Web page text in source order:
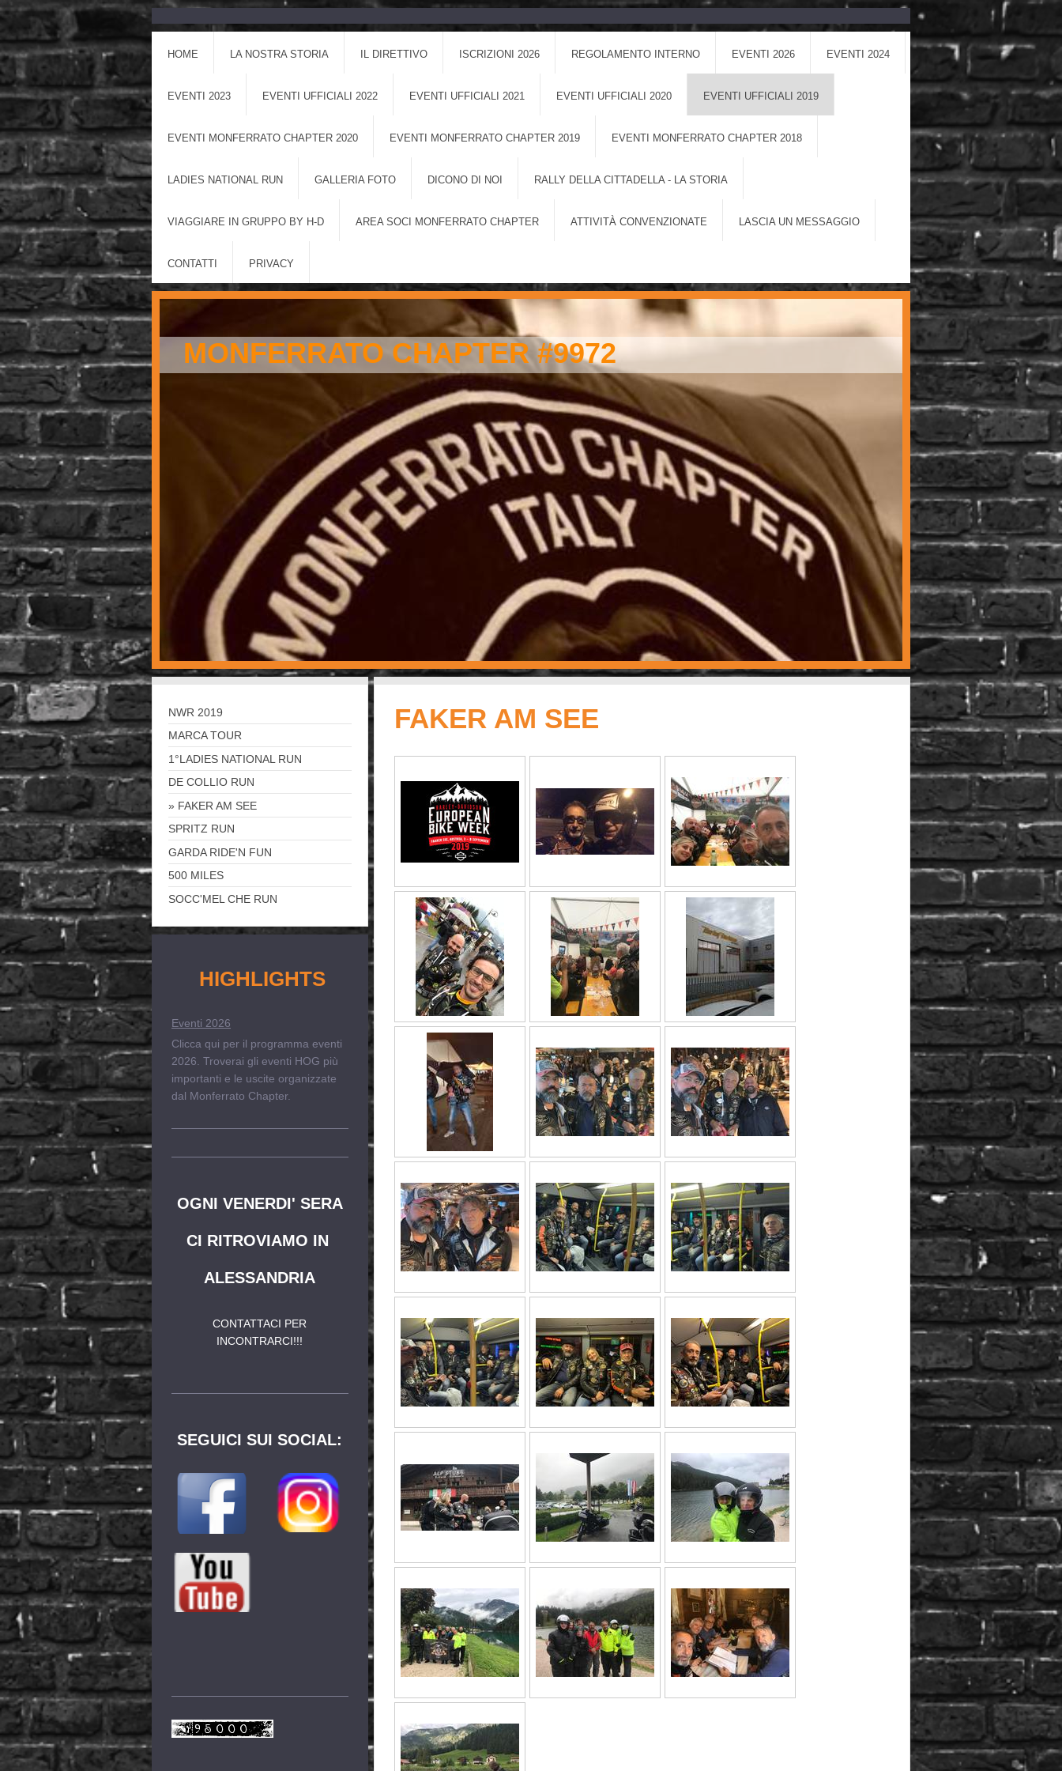
HOME LA NOSTRA STORIA IL DIRETTIVO ISCRIZIONI 2026 REGOLAMENTO INTERNO EVENTI 2026 EVENTI 2024
EVENTI 2023 EVENTI UFFICIALI 2022 EVENTI UFFICIALI 2021 EVENTI UFFICIALI 2020 EVENTI UFFICIALI 2019
EVENTI MONFERRATO CHAPTER 2020 EVENTI MONFERRATO CHAPTER 2019 EVENTI MONFERRATO CHAPTER 2018
LADIES NATIONAL RUN GALLERIA FOTO DICONO DI NOI RALLY DELLA CITTADELLA - LA STORIA
VIAGGIARE IN GRUPPO BY H-D AREA SOCI MONFERRATO CHAPTER ATTIVITÀ CONVENZIONATE LASCIA UN MESSAGGIO
CONTATTI PRIVACY
MONFERRATO CHAPTER #9972
FAKER AM SEE
NWR 2019
MARCA TOUR
1°LADIES NATIONAL RUN
DE COLLIO RUN
FAKER AM SEE
SPRITZ RUN
GARDA RIDE'N FUN
500 MILES
SOCC'MEL CHE RUN
HIGHLIGHTS
Eventi 2026
Clicca qui per il programma eventi
2026. Troverai gli eventi HOG più
importanti e le uscite organizzate
dal Monferrato Chapter.
OGNI VENERDI' SERA
CI RITROVIAMO IN
ALESSANDRIA
CONTATTACI PER
INCONTRARCI!!!
SEGUICI SUI SOCIAL: